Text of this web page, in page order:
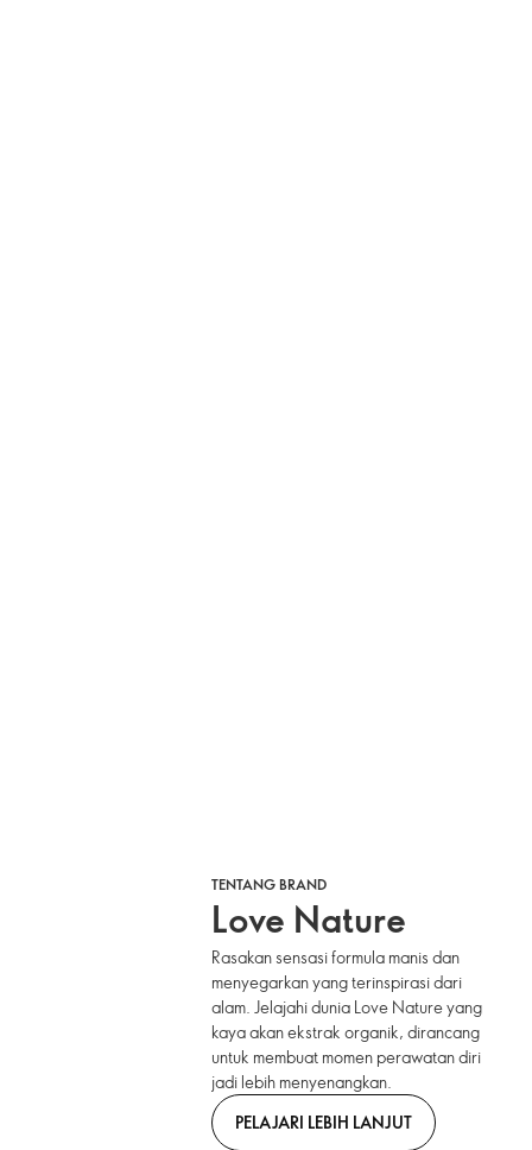
TENTANG BRAND
Love Nature
Rasakan sensasi formula manis dan
menyegarkan yang terinspirasi dari
alam. Jelajahi dunia Love Nature yang
kaya akan ekstrak organik, dirancang
untuk membuat momen perawatan diri
jadi lebih menyenangkan.
PELAJARI LEBIH LANJUT